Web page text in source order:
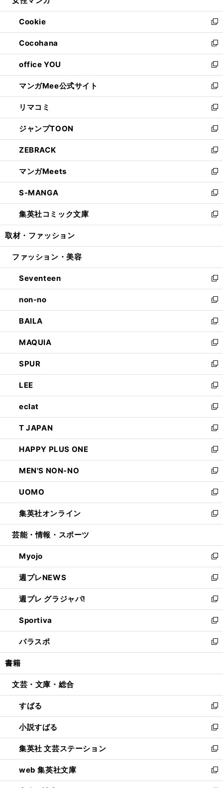
開
く
ウ
で
開
く
ン
ド
ウ
で
開
く
ウ
ィ
ン
ド
ウ
で
開
く
Cookie
新
し
い
ウ
ィ
ン
ド
ウ
で
開
く
Cocohana
新
し
い
ウ
ィ
ン
ド
ウ
で
開
く
office YOU
新
し
い
ウ
ィ
ン
ド
ウ
で
開
く
マンガMee公式サイト
新
し
い
ウ
ィ
ン
ド
ウ
で
開
く
リマコミ
新
し
い
ウ
ィ
ン
ド
ウ
で
開
く
ジャンプTOON
新
し
い
ウ
ィ
ン
ド
ウ
で
開
ZEBRACK
新
し
い
ウ
ィ
ン
ド
ウ
開
マンガMeets
新
し
い
ウ
ィ
ン
ウ
開
く
S-MANGA
新
し
い
ウ
ン
ウ
で
開
く
集英社コミック文庫
新
し
ウ
ン
ド
ウ
で
開
く
取材・ファッション
ファッション・美容
Seventeen
新
し
い
ウ
ィ
ン
ド
ウ
で
開
く
non-no
新
し
い
ウ
ィ
ン
ド
ウ
で
開
く
BAILA
新
し
い
ウ
ィ
ン
ド
ウ
で
開
く
MAQUIA
新
し
い
ウ
ィ
ン
ド
ウ
で
開
く
SPUR
新
し
い
ウ
ィ
ン
ド
ウ
で
開
く
LEE
新
し
い
ウ
ィ
ン
ド
ウ
で
開
く
eclat
新
し
い
ウ
ィ
ン
ド
ウ
で
開
く
T JAPAN
新
し
い
ウ
ィ
ン
ド
ウ
で
開
HAPPY PLUS ONE
新
し
い
ウ
ィ
ン
ド
ウ
開
く
MEN'S NON-NO
新
し
い
ウ
ィ
ン
ウ
で
開
く
UOMO
新
し
い
ウ
ン
ド
ウ
で
開
く
集英社オンライン
新
し
ウ
ィ
ン
ド
ウ
で
開
く
芸能・情報・スポーツ
Myojo
新
し
い
ウ
ィ
ン
ド
ウ
で
開
週プレNEWS
新
し
い
ウ
ィ
ン
ド
ウ
開
週プレ グラジャパ!
新
し
い
ウ
ィ
ン
ウ
開
く
Sportiva
新
し
い
ウ
ン
ウ
で
開
く
パラスポ
新
し
ウ
ン
ド
ウ
で
開
く
書籍
文芸・文庫・総合
すばる
新
し
い
ウ
ィ
ン
ド
ウ
小説すばる
新
し
い
ウ
ィ
ン
集英社 文芸ステーション
新
し
い
ウ
web 集英社文庫
新
し